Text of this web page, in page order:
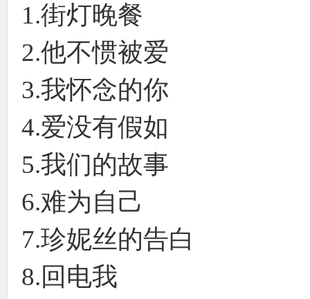
1.街灯晚餐
2.他不惯被爱
3.我怀念的你
4.爱没有假如
5.我们的故事
6.难为自己
7.珍妮丝的告白
8.回电我